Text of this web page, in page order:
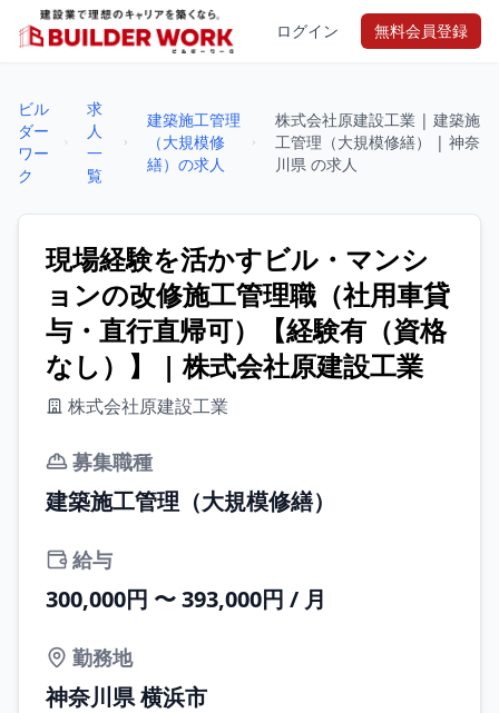
ログイン 無料会員登録
ビル
ダー
ワー
ク
求
人
一
覧
建築施工管理
（大規模修
繕）の求人
株式会社原建設工業 | 建築施
工管理（大規模修繕） | 神奈
川県 の求人
現場経験を活かすビル・マンシ
ョンの改修施工管理職（社用車貸
与・直行直帰可）【経験有（資格
なし）】 | 株式会社原建設工業
株式会社原建設工業
募集職種
建築施工管理（大規模修繕）
給与
300,000円 〜 393,000円 / 月
勤務地
神奈川県 横浜市